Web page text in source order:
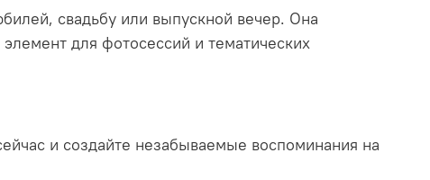
свадьбу или выпускной вечер. Она
для фотосессий и тематических
и создайте незабываемые воспоминания на